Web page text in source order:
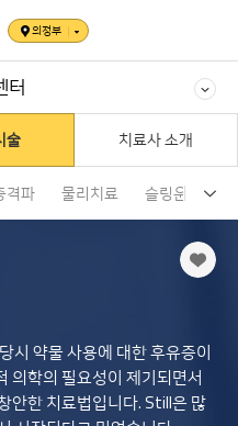
의정부
터
술 치료사 소개
격파 물리치료 슬링운동치료
시 약물 사용에 대한 후유증이
의학의 필요성이 제기되면서
안한 치료법입니다. Still은 많